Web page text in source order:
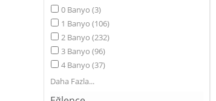
0 Banyo (3)
1 Banyo (106)
2 Banyo (232)
3 Banyo (96)
4 Banyo (37)
Daha Fazla